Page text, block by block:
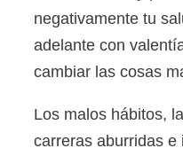
negativamente tu
adelante con
cambiar las cosas
Los malos hábitos,
carreras aburridas